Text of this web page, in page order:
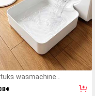
wasmachine
waterdichte
voor de wasruimte,
€